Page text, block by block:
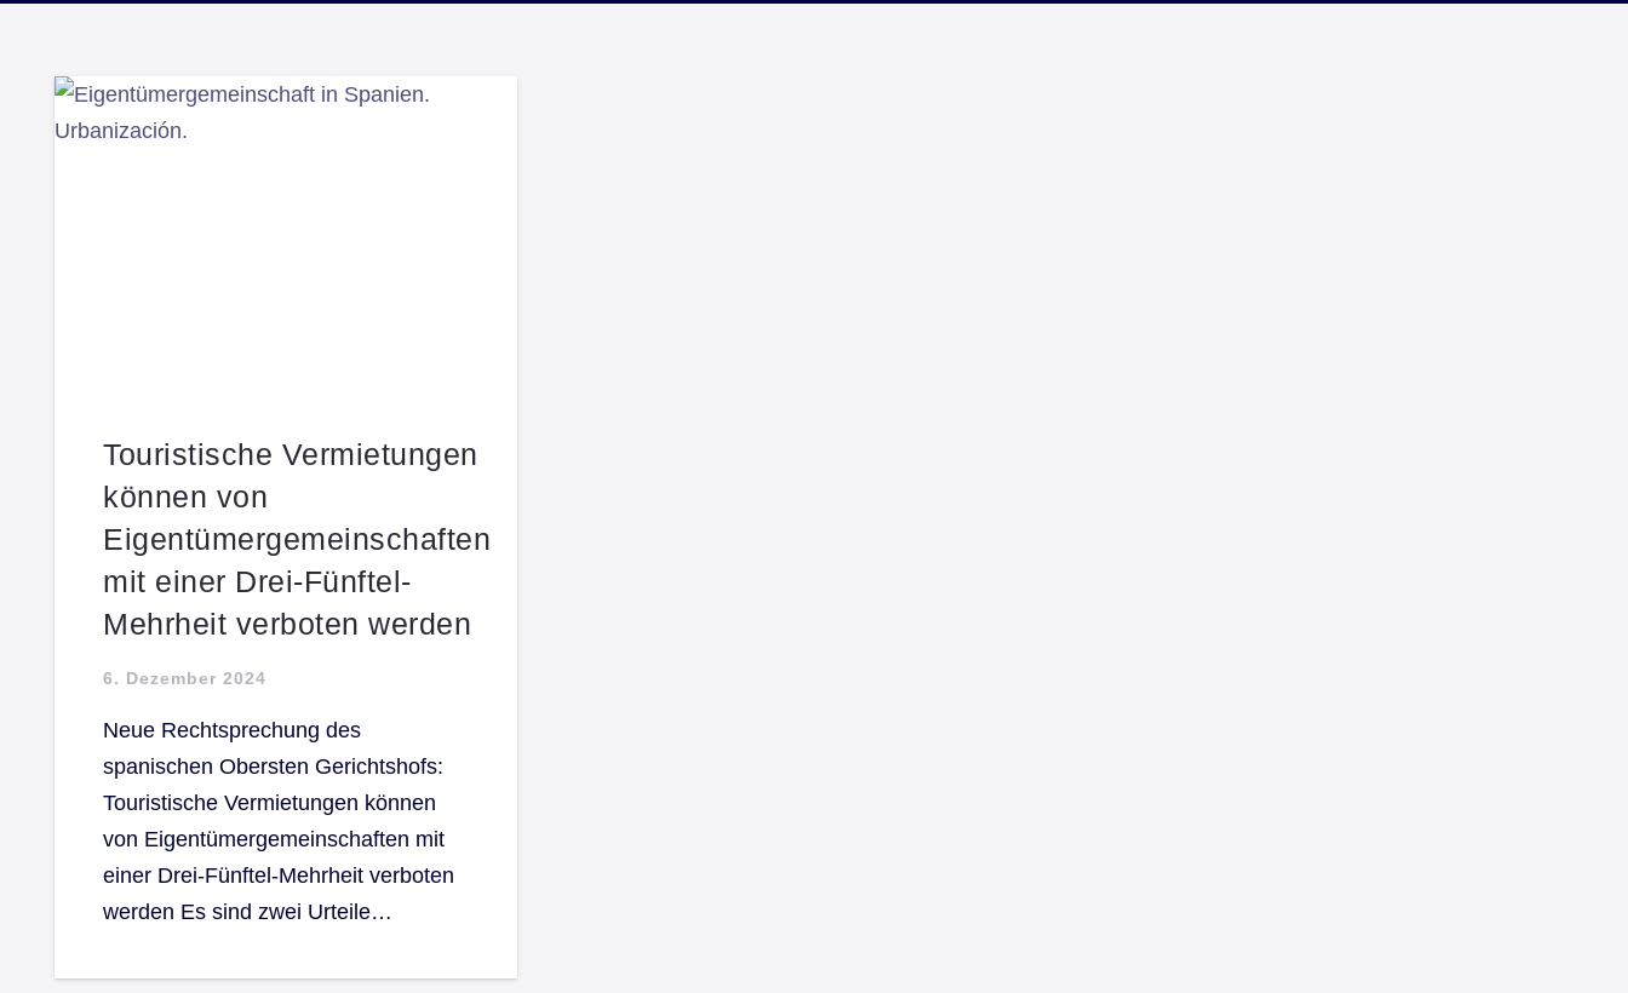
Touristische Vermietungen
können von
Eigentümergemeinschaften
mit einer Drei-Fünftel-
Mehrheit verboten werden
6. Dezember 2024
Neue Rechtsprechung des
spanischen Obersten Gerichtshofs:
Touristische Vermietungen können
von Eigentümergemeinschaften mit
einer Drei-Fünftel-Mehrheit verboten
werden Es sind zwei Urteile…